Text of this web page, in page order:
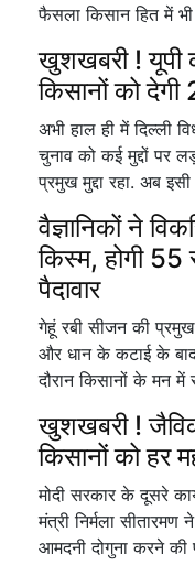
फैसला किसान हित में
खुशखबरी ! यूपी
किसानों को
अभी हाल ही में दिल्ली
चुनाव को कई मुद्दों पर
प्रमुख मुद्दा रहा. अब
वैज्ञानिकों ने
किस्म, होगी
पैदावार
गेहूं रबी सीजन की
और धान के कटाई के
दौरान किसानों के मन
खुशखबरी !
किसानों को हर
मोदी सरकार के दूसरे
मंत्री निर्मला
आमदनी दोगुना करने की